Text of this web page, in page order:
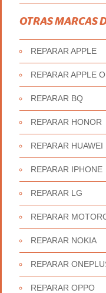
OTRAS MARCAS
REPARAR APPLE
REPARAR APPLE
REPARAR BQ
REPARAR HONOR
REPARAR HUAWEI
REPARAR IPHONE
REPARAR LG
REPARAR
REPARAR NOKIA
REPARAR
REPARAR OPPO